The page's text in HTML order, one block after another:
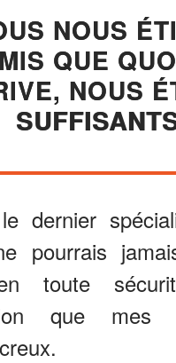
NOUS
QUE
NOUS
dernier
pourrais
toute
que mes